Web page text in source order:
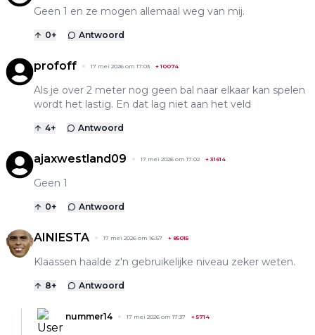
Geen 1 en ze mogen allemaal weg van mij.
0+ Antwoord
profoff 17 mei 2026 om 17:03 +10074
Als je over 2 meter nog geen bal naar elkaar kan spelen
wordt het lastig. En dat lag niet aan het veld
4+ Antwoord
ajaxwestland09 17 mei 2026 om 17:02 + 31614
Geen 1
0+ Antwoord
AINIESTA 17 mei 2026 om 16:57 + 85015
Klaassen haalde z'n gebruikelijke niveau zeker weten.
8+ Antwoord
nummer14 17 mei 2026 om 17:37 + 5714